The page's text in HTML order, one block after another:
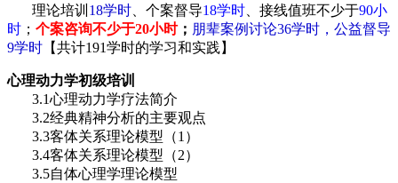
理论培训 18学时 、个案督导18学时 、接线值班不少于90小
时 ； 个案咨询不少于20小时； 朋辈案例讨论36学时，公益督导
9学时 【共计191学时的学习和实践】
心理动力学初级培训
3.1心理动力学疗法简介
3.2经典精神分析的主要观点
3.3客体关系理论模型（1）
3.4客体关系理论模型（2）
3.5自体心理学理论模型